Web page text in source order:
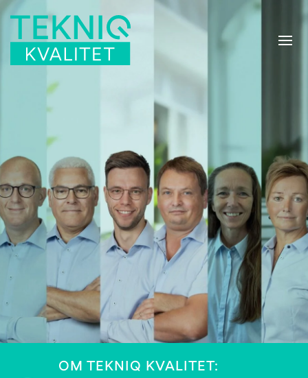
Skip to main content
OM TEKNIQ KVALITET: